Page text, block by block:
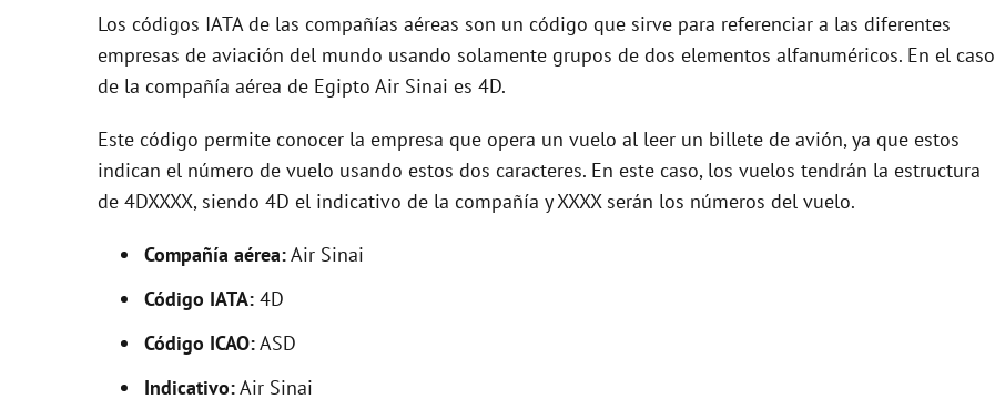
Los códigos IATA de las compañías aéreas son un código que sirve para referenciar a las diferentes
empresas de aviación del mundo usando solamente grupos de dos elementos alfanuméricos. En el caso
de la compañía aérea de Egipto Air Sinai es 4D.
Este código permite conocer la empresa que opera un vuelo al leer un billete de avión, ya que estos
indican el número de vuelo usando estos dos caracteres. En este caso, los vuelos tendrán la estructura
de 4DXXXX, siendo 4D el indicativo de la compañía y XXXX serán los números del vuelo.
Compañía aérea:Air Sinai
Código IATA: 4D
Código ICAO:ASD
Indicativo:Air Sinai